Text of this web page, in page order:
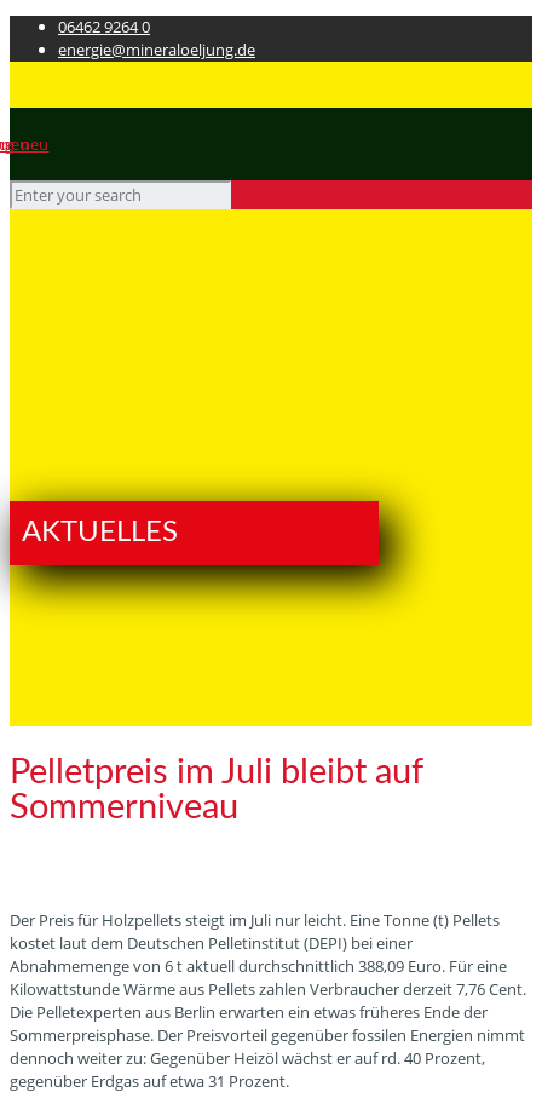
06462 9264 0
energie@mineraloeljung.de
AKTUELLES
Pelletpreis im Juli bleibt auf
Sommerniveau
Der Preis für Holzpellets steigt im Juli nur leicht. Eine Tonne (t) Pellets
kostet laut dem Deutschen Pelletinstitut (DEPI) bei einer
Abnahmemenge von 6 t aktuell durchschnittlich 388,09 Euro. Für eine
Kilowattstunde Wärme aus Pellets zahlen Verbraucher derzeit 7,76 Cent.
Die Pelletexperten aus Berlin erwarten ein etwas früheres Ende der
Sommerpreisphase. Der Preisvorteil gegenüber fossilen Energien nimmt
dennoch weiter zu: Gegenüber Heizöl wächst er auf rd. 40 Prozent,
gegenüber Erdgas auf etwa 31 Prozent.